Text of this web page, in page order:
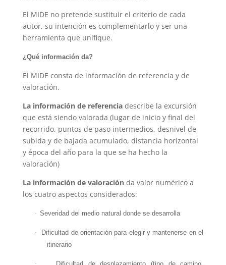
El MIDE no pretende sustituir el criterio de cada
autor, su intención es complementarlo y ser una
herramienta que unifique.
¿Qué información da?
El MIDE consta de información de referencia y de
valoración.
La información de referenciadescribe la excursión
que está siendo valorada (lugar de inicio y final del
recorrido, puntos de paso intermedios, desnivel de
subida y de bajada acumulado, distancia horizontal
y época del año para la que se ha hecho la
valoración)
La información de valoraciónda valor numérico a
los cuatro aspectos considerados:
· Severidad del medio natural donde se desarrolla
·
Dificultad de orientación para elegir y mantenerse en el
itinerario